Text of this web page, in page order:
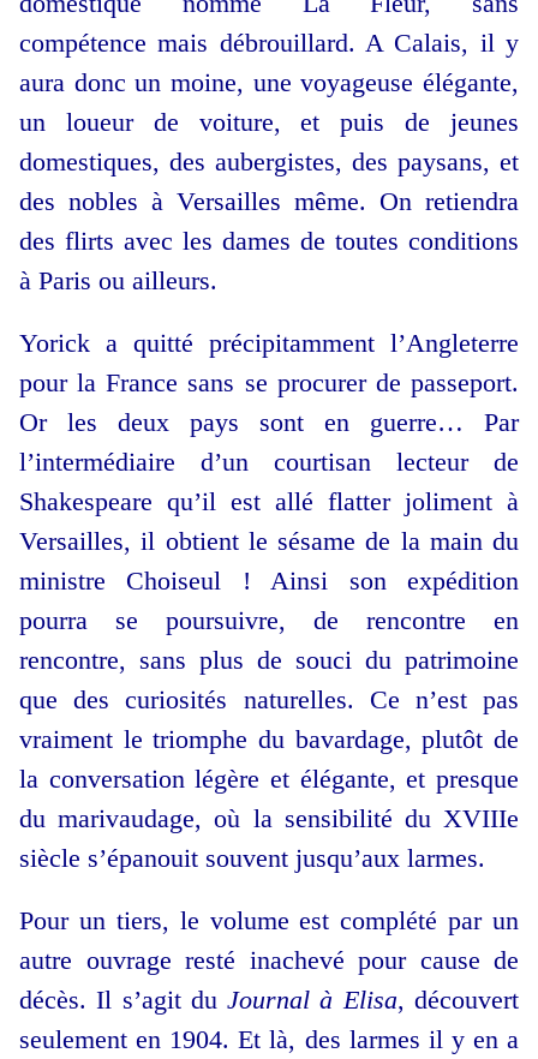
compétence mais débrouillard. A Calais, il y
aura donc un moine, une voyageuse élégante,
un loueur de voiture, et puis de jeunes
domestiques, des aubergistes, des paysans, et
des nobles à Versailles même. On retiendra
des flirts avec les dames de toutes conditions
à Paris ou ailleurs.
Yorick a quitté précipitamment l’Angleterre
pour la France sans se procurer de passeport.
Or les deux pays sont en guerre… Par
l’intermédiaire d’un courtisan lecteur de
Shakespeare qu’il est allé flatter joliment à
Versailles, il obtient le sésame de la main du
ministre Choiseul ! Ainsi son expédition
pourra se poursuivre, de rencontre en
rencontre, sans plus de souci du patrimoine
que des curiosités naturelles. Ce n’est pas
vraiment le triomphe du bavardage, plutôt de
la conversation légère et élégante, et presque
du marivaudage, où la sensibilité du XVIIIe
siècle s’épanouit souvent jusqu’aux larmes.
Pour un tiers, le volume est complété par un
autre ouvrage resté inachevé pour cause de
décès. Il s’agit duJournal à Elisa, découvert
seulement en 1904. Et là, des larmes il y en a